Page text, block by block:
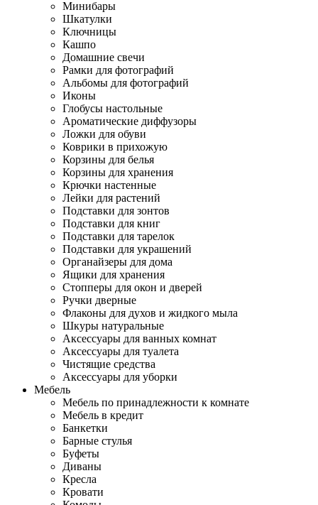
Минибары
Шкатулки
Ключницы
Кашпо
Домашние свечи
Рамки для фотографий
Альбомы для фотографий
Иконы
Глобусы настольные
Ароматические диффузоры
Ложки для обуви
Коврики в прихожую
Корзины для белья
Корзины для хранения
Крючки настенные
Лейки для растений
Подставки для зонтов
Подставки для книг
Подставки для тарелок
Подставки для украшений
Органайзеры для дома
Ящики для хранения
Стопперы для окон и дверей
Ручки дверные
Флаконы для духов и жидкого мыла
Шкуры натуральные
Аксессуары для ванных комнат
Аксессуары для туалета
Чистящие средства
Аксессуары для уборки
Мебель
Мебель по принадлежности к комнате
Мебель в кредит
Банкетки
Барные стулья
Буфеты
Диваны
Кресла
Кровати